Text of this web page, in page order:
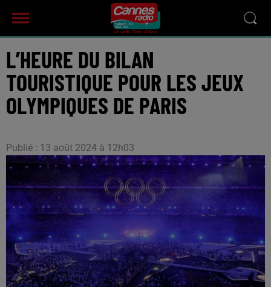
L’HEURE DU BILAN
TOURISTIQUE POUR LES JEUX
OLYMPIQUES DE PARIS
Publié : 13 août 2024 à 12h03